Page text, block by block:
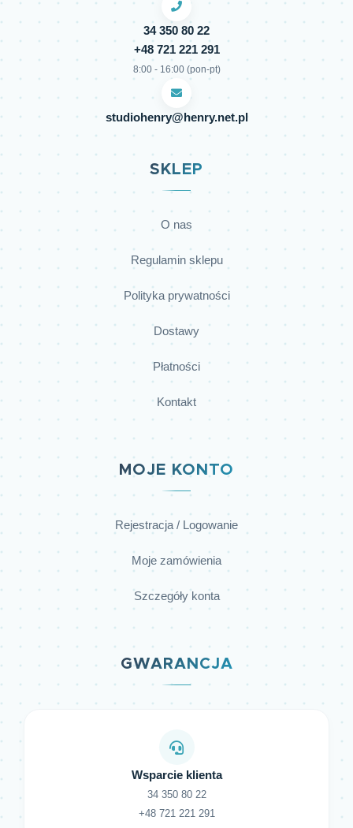
34 350 80 22
+48 721 221 291
8:00 - 16:00 (pon-pt)
studiohenry@henry.net.pl
SKLEP
O nas
Regulamin sklepu
Polityka prywatności
Dostawy
Płatności
Kontakt
MOJE KONTO
Rejestracja / Logowanie
Moje zamówienia
Szczegóły konta
GWARANCJA
Wsparcie klienta
34 350 80 22
+48 721 221 291